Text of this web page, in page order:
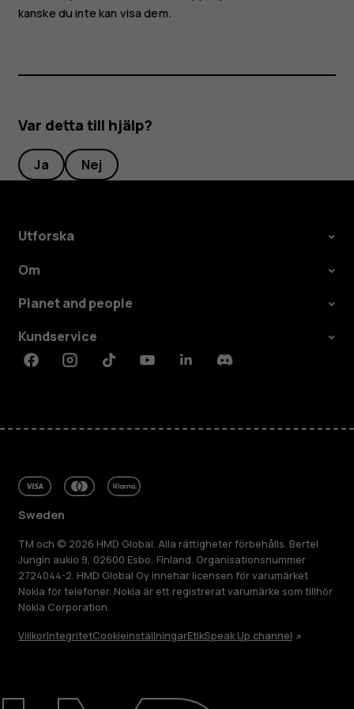
Reparera, återanvända, återvinna
kanske du inte kan visa dem.
Var detta till hjälp?
Ja Nej
Utforska
Om
Planet and people
Kundservice
FacebookInstagramTiktokYoutubeLinkedinDiscord
Sweden
TM och © 2026 HMD Global. Alla rättigheter förbehålls. Bertel
Jungin aukio 9, 02600 Esbo, Finland. Organisationsnummer
2724044-2. HMD Global Oy innehar licensen för varumärket
Nokia för telefoner. Nokia är ett registrerat varumärke som tillhör
Nokia Corporation.
VillkorIntegritetCookieinställningarEtikSpeak Up channel